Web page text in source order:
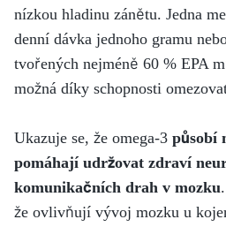
nízkou hladinu zánětu. Jedna
denní dávka jednoho gramu
tvořených nejméně 60 % EPA
možná díky schopnosti
Ukazuje se, že omega-3 působí
pomáhají udržovat zdraví
komunikačních drah v mozku
že ovlivňují vývoj mozku u